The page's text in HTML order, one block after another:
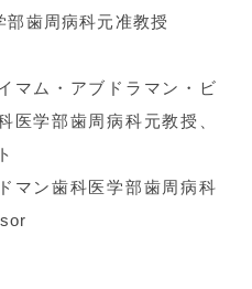
部歯周病科元准教授
マム・アブドラマン・ビ
医学部歯周病科元教授、
マン歯科医学部歯周病科